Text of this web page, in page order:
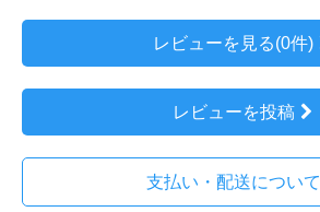
レビューを見る(0件)
レビューを投稿
支払い・配送について